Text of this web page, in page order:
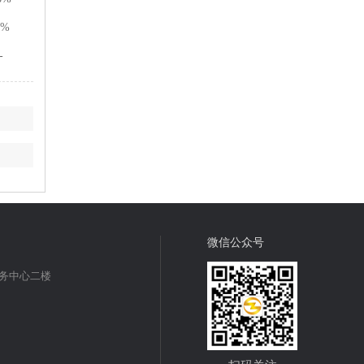
中心二楼
微信公众号